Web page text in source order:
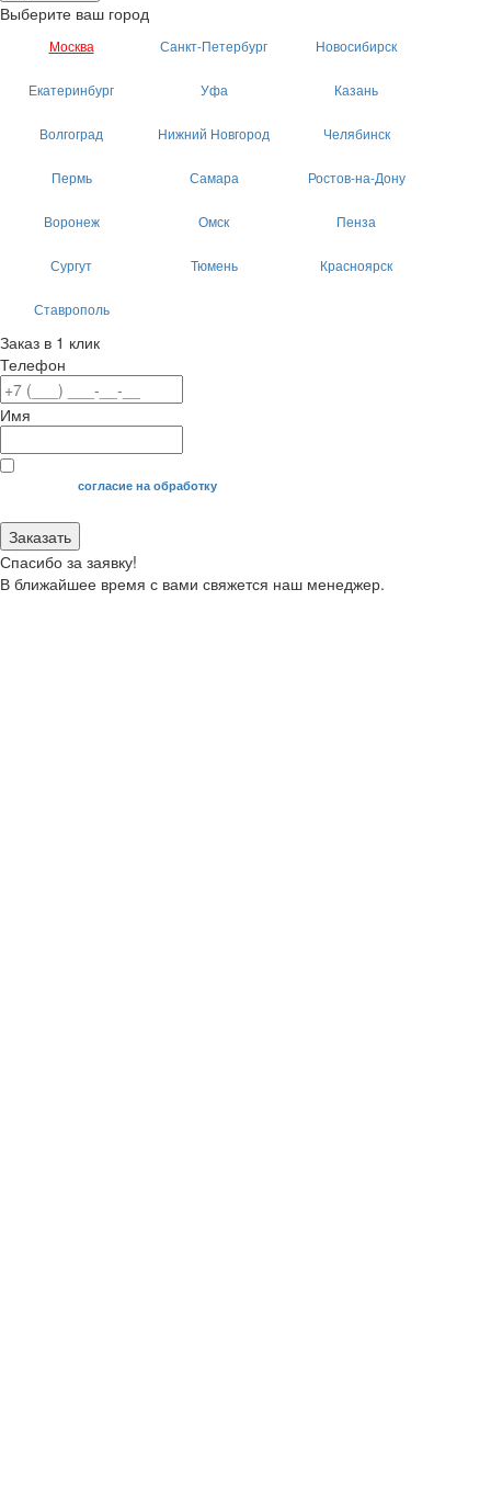
Выберите ваш город
Москва Санкт-Петербург Новосибирск
Екатеринбург Уфа Казань
Волгоград Нижний Новгород Челябинск
Пермь Самара Ростов-на-Дону
Воронеж Омск Пенза
Сургут Тюмень Красноярск
Ставрополь
Заказ в 1 клик
Телефон
Имя
Я даю своесогласие на обработку
Заказать
Спасибо за заявку!
В ближайшее время с вами свяжется наш менеджер.